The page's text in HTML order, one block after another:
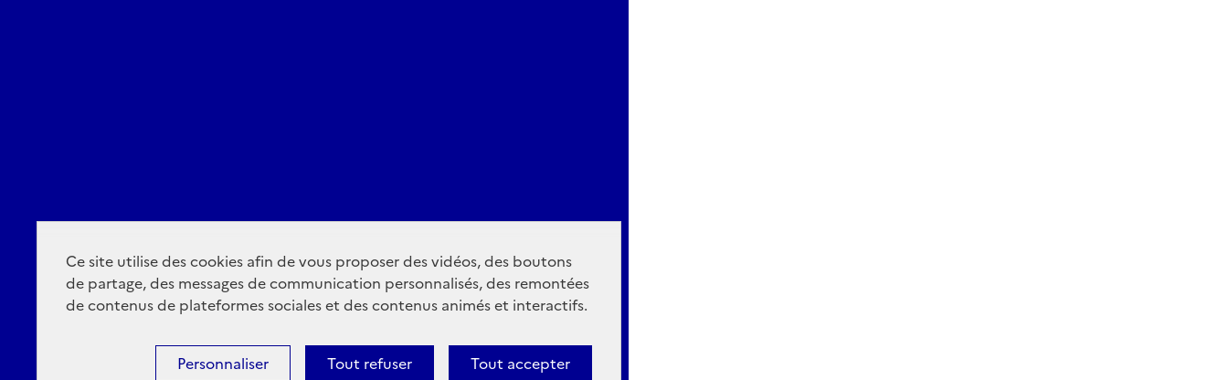
Ce site utilise des cookies afin de vous proposer des vidéos, des boutons
de partage, des messages de communication personnalisés, des remontées
de contenus de plateformes sociales et des contenus animés et interactifs.
Tout accepter
Tout refuser
Personnaliser